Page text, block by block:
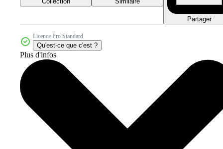
Partager
Licence Pro Standard
Qu'est-ce que c'est ?
Plus d'infos